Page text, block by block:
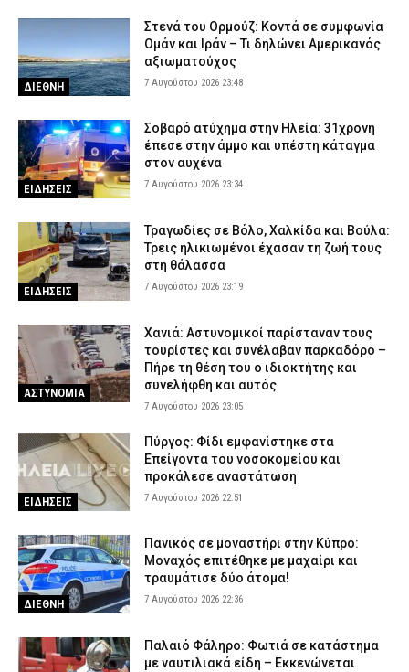
Θεσσαλονίκη: Πρώην συνδικαλιστής της ΕΛ.ΑΣ. συνελήφθη για
ρευματοκλοπή
ΑΣΤΥΝΟΜΙΑ 7 Αυγούστου 2026 17:12
Θεσσαλονίκη: Μεγάλη κινητοποίηση για φωτιά στο Μονοπήγαδο
ΕΙΔΗΣΕΙΣ 7 Αυγούστου 2026 17:00
Γρεβενά: Ο Σύλλογος Αλληλεγγύης και Εθελοντισμού «Ελπίδα»
προχώρησε σε δωρεά ειδών ιματισμού στο Αστυνομικό Τμήμα
ΣΩΜΑΤΑ ΑΣΦΑΛΕΙΑΣ
Κορινθία: Μήνυμα του 112 για φωτιά στο Στεφάνι –
«Παραμείνετε σε ετοιμότητα»
ΕΙΔΗΣΕΙΣ 7 Αυγούστου 2026 16:35
αντικείμενα αξίας άνω των 19.000 ευρώ
ΑΣΤΥΝΟΜΙΑ 7 Αυγούστου 2026 16:23
Πολύ υψηλός κίνδυνος πυρκαγιάς το Σάββατο – Ποιες περιοχές
τίθενται σε «Red Code»
ΔΙΕΘΝΗ
Στενά του Ορμούζ: Κοντά σε συμφωνία
Ομάν και Ιράν – Τι δηλώνει Αμερικανός
αξιωματούχος
7 Αυγούστου 2026 23:48
ΕΙΔΗΣΕΙΣ
Σοβαρό ατύχημα στην Ηλεία: 31χρονη
έπεσε στην άμμο και υπέστη κάταγμα
στον αυχένα
7 Αυγούστου 2026 23:34
ΕΙΔΗΣΕΙΣ
Τραγωδίες σε Βόλο, Χαλκίδα και Βούλα:
Τρεις ηλικιωμένοι έχασαν τη ζωή τους
στη θάλασσα
7 Αυγούστου 2026 23:19
ΑΣΤΥΝΟΜΙΑ
Χανιά: Αστυνομικοί παρίσταναν τους
τουρίστες και συνέλαβαν παρκαδόρο –
Πήρε τη θέση του ο ιδιοκτήτης και
συνελήφθη και αυτός
7 Αυγούστου 2026 23:05
ΕΙΔΗΣΕΙΣ
Πύργος: Φίδι εμφανίστηκε στα
Επείγοντα του νοσοκομείου και
προκάλεσε αναστάτωση
7 Αυγούστου 2026 22:51
ΔΙΕΘΝΗ
Πανικός σε μοναστήρι στην Κύπρο:
Μοναχός επιτέθηκε με μαχαίρι και
τραυμάτισε δύο άτομα!
7 Αυγούστου 2026 22:36
Παλαιό Φάληρο: Φωτιά σε κατάστημα
με ναυτιλιακά είδη – Εκκενώνεται